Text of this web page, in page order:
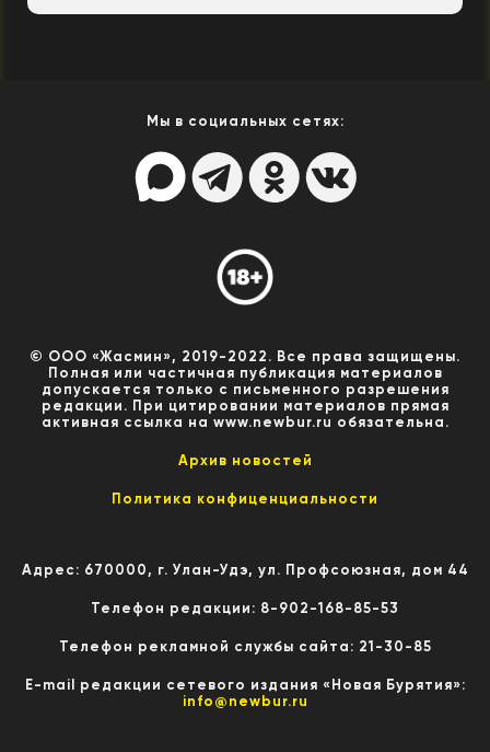
Мы в социальных сетях:
© ООО «Жасмин», 2019-2022. Все права защищены.
Полная или частичная публикация материалов
допускается только с письменного разрешения
редакции. При цитировании материалов прямая
активная ссылка на www.newbur.ru обязательна.
Архив новостей
Политика конфиценциальности
Адрес: 670000, г. Улан-Удэ, ул. Профсоюзная, дом 44
Телефон редакции: 8-902-168-85-53
Телефон рекламной службы сайта: 21-30-85
E-mail редакции сетевого издания «Новая Бурятия»:
info@newbur.ru